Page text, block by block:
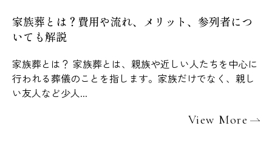
家族葬とは？費用や流れ、メリット、参列者につ
いても解説
家族葬とは？ 家族葬とは、親族や近しい人たちを中心に
行われる葬儀のことを指します。家族だけでなく、親し
い友人など少人...
View More